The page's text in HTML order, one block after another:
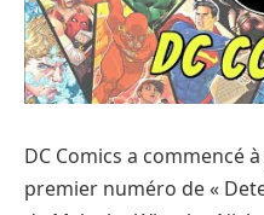
DC Comics a commencé
premier numéro de «